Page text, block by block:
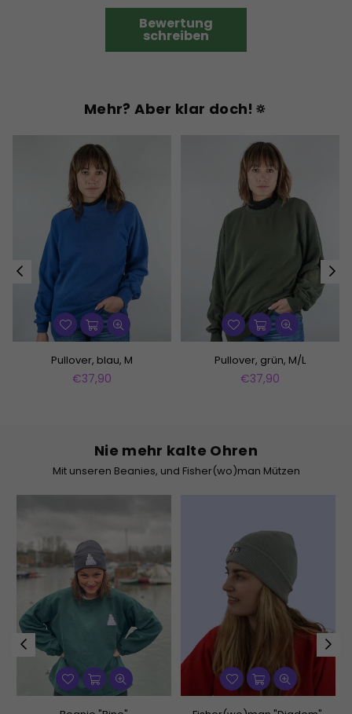
Bewertung
schreiben
Mehr? Aber klar doch!🔅
Pullover, blau, M
Normaler
€37,90
Pullover, grün, M/L
Normaler
€37,90
Nie mehr kalte Ohren
Mit unseren Beanies, und Fisher(wo)man Mützen